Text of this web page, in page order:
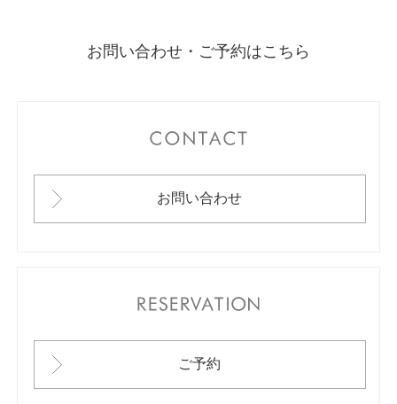
お問い合わせ・ご予約はこちら
お問い合わせ
ご予約